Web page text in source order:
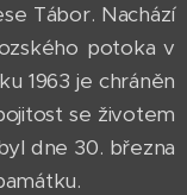
Tábor. Nachází
potoka v
1963 je chráněn
se životem
dne 30. března